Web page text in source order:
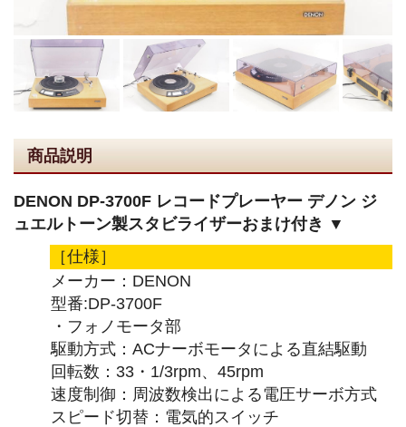
商品説明
DENON DP-3700F レコードプレーヤー デノン ジ
ュエルトーン製スタビライザーおまけ付き ▼
［仕様］
メーカー：DENON
型番:DP-3700F
・フォノモータ部
駆動方式：ACナーボモータによる直結駆動
回転数：33・1/3rpm、45rpm
速度制御：周波数検出による電圧サーボ方式
スピード切替：電気的スイッチ